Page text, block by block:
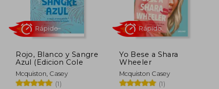
Rojo, Blanco y Sangre
Azul (Edicion Cole
Mcquiston, Casey
(1)
Yo Bese a Shara
Wheeler
Mcquiston Casey
(1)